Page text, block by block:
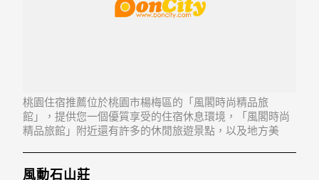
桃園住宿推薦位於桃園市楊梅區的「風閣時尚精品旅
館」，提供您一個優質享受的住宿休息環境，「風閣時尚
精品旅館」附近還有許多的休閒旅遊景點，以及地方美
風動石山莊